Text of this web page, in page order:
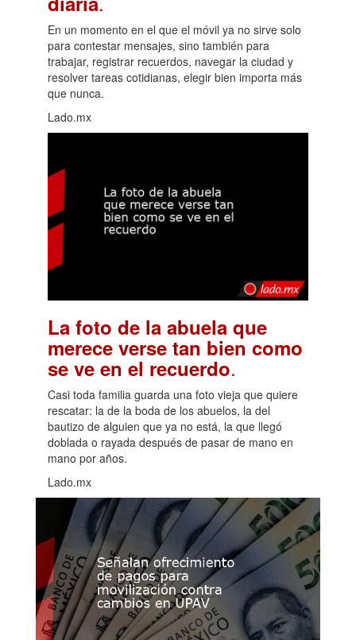
En un momento en el que el móvil ya no sirve solo
para contestar mensajes, sino también para
trabajar, registrar recuerdos, navegar la ciudad y
resolver tareas cotidianas, elegir bien importa más
que nunca.
Lado.mx
La foto de la abuela que
merece verse tan bien como
se ve en el recuerdo.
Casi toda familia guarda una foto vieja que quiere
rescatar: la de la boda de los abuelos, la del
bautizo de alguien que ya no está, la que llegó
doblada o rayada después de pasar de mano en
mano por años.
Lado.mx